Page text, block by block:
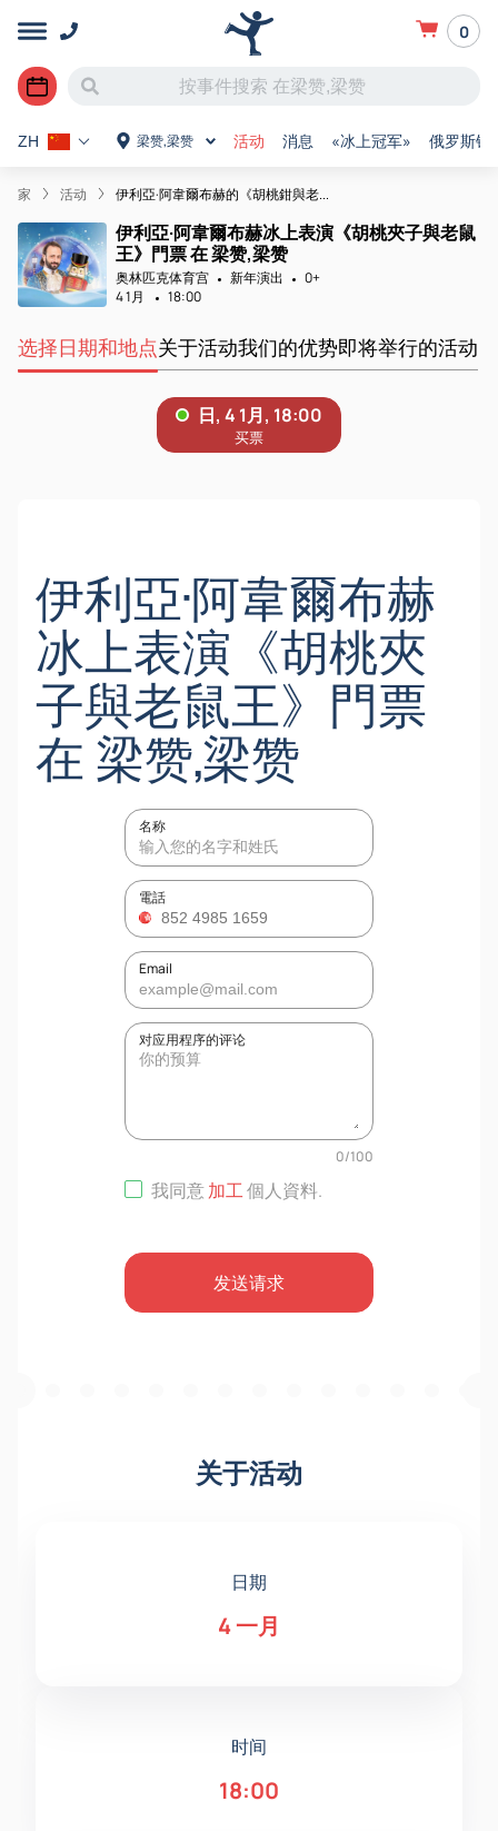
0
梁赞,梁赞 活动 消息 «冰上冠军» 俄罗斯锦
ZH
家 活动 伊利亞·阿韋爾布赫的《胡桃鉗與老...
伊利亞·阿韋爾布赫冰上表演《胡桃夾子與老鼠
王》門票 在 梁赞,梁赞
奥林匹克体育宫 新年演出
0+
4 1月
18:00
选择日期和地点关于活动我们的优势即将举行的活动
伊利亞·阿韋爾布赫
冰上表演《胡桃夾
子與老鼠王》門票
在 梁赞,梁赞
名称
電話
Email
对应用程序的评论
0/100
我同意加工個人資料.
发送请求
关于活动
日期
4 一月
时间
18:00